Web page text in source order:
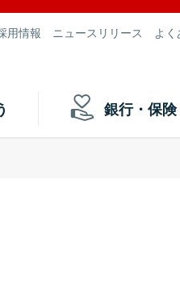
用情報 ニュースリリース よ
銀行・保険